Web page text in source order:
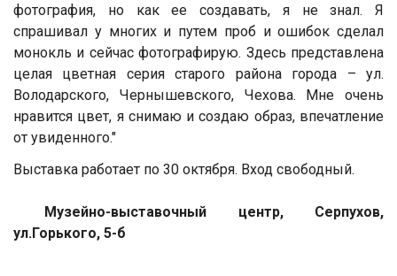
фотография, но как ее создавать, я не знал. Я
спрашивал у многих и путем проб и ошибок сделал
монокль и сейчас фотографирую. Здесь представлена
целая цветная серия старого района города – ул.
Володарского, Чернышевского, Чехова. Мне очень
нравится цвет, я снимаю и создаю образ, впечатление
от увиденного."
Выставка работает по 30 октября. Вход свободный.
Музейно-выставочный центр, Серпухов,
ул.Горького, 5-б